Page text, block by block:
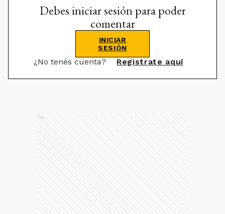
Debes iniciar sesión para poder
comentar
INICIAR
SESIÓN
¿No tenés cuenta? Registrate aquí
Ads